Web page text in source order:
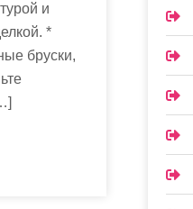
и
*
бруски,